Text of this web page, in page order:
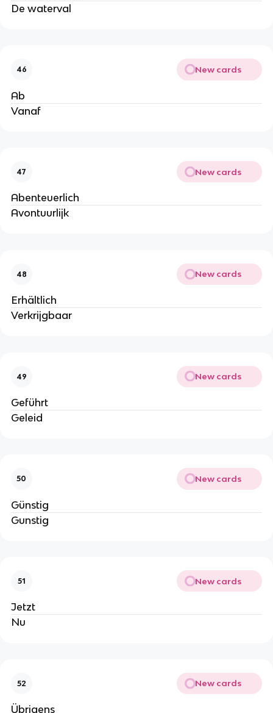
De waterval
46 New cards
Ab
Vanaf
47 New cards
Abenteuerlich
Avontuurlijk
48 New cards
Erhältlich
Verkrijgbaar
49 New cards
Geführt
Geleid
50 New cards
Günstig
Gunstig
51 New cards
Jetzt
Nu
52 New cards
Übrigens